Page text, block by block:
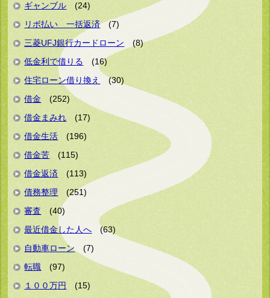
ギャンブル
(24)
リボ払い 一括返済
(7)
三菱UFJ銀行カードローン
(8)
低金利で借りる
(16)
住宅ローン借り換え
(30)
借金
(252)
借金まみれ
(17)
借金生活
(196)
借金苦
(115)
借金返済
(113)
債務整理
(251)
審査
(40)
最近借金した人へ
(63)
自動車ローン
(7)
転職
(97)
１００万円
(15)